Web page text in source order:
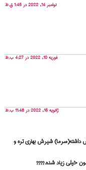
نوامبر 14, 2022 در 1:45 ق.ظ
فوریه 10, 2022 در 4:27 ب.ظ
ژانویه 15, 2022 در 11:48 ب.ظ
داشته(سرما) شیرش بهاری تره و
خیلی زیاد شده.????